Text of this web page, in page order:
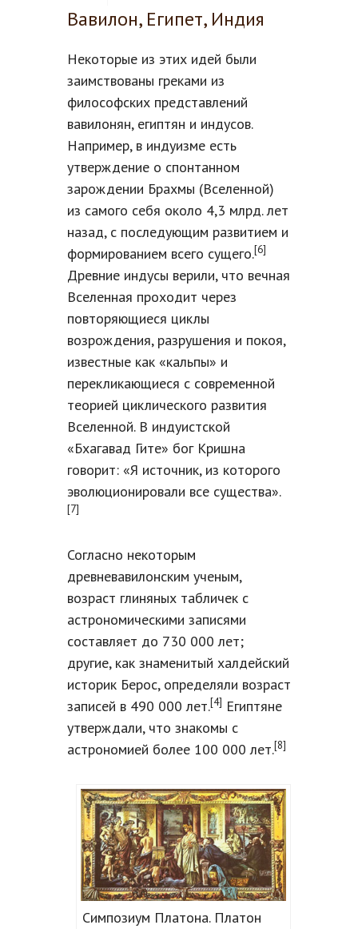
Вавилон, Египет, Индия
Некоторые из этих идей были
заимствованы греками из
философских представлений
вавилонян, египтян и индусов.
Например, в индуизме есть
утверждение о спонтанном
зарождении Брахмы (Вселенной)
из самого себя около 4,3 млрд. лет
назад, с последующим развитием и
формированием всего сущего.[6]
Древние индусы верили, что вечная
Вселенная проходит через
повторяющиеся циклы
возрождения, разрушения и покоя,
известные как «кальпы» и
перекликающиеся с современной
теорией циклического развития
Вселенной. В индуистской
«Бхагавад Гите» бог Кришна
говорит: «Я источник, из которого
эволюционировали все существа».
[7]
Согласно некоторым
древневавилонским ученым,
возраст глиняных табличек с
астрономическими записями
составляет до 730 000 лет;
другие, как знаменитый халдейский
историк Берос, определяли возраст
записей в 490 000 лет.[4] Египтяне
утверждали, что знакомы с
астрономией более 100 000 лет.[8]
Симпозиум Платона. Платон